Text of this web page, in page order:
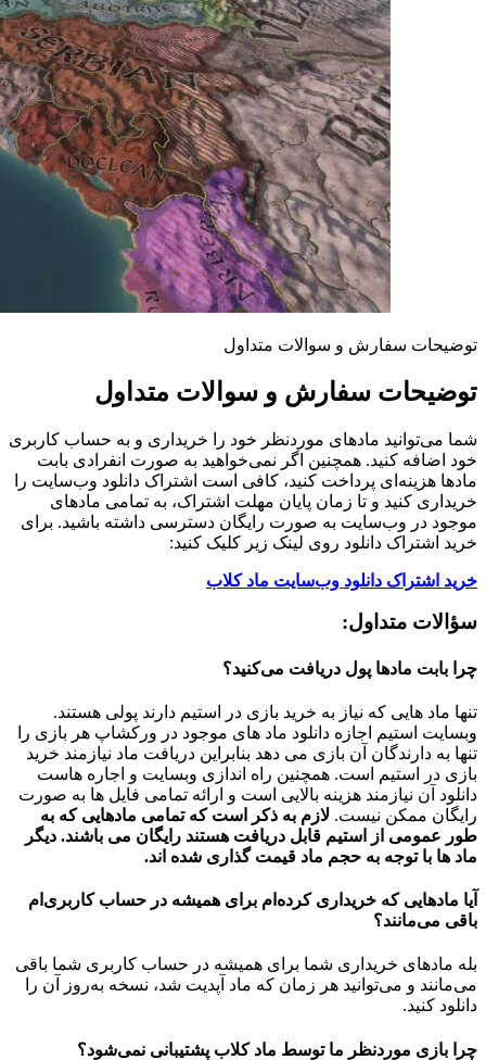
توضیحات سفارش و سوالات متداول
توضیحات سفارش و سوالات متداول
شما می‌توانید مادهای موردنظر خود را خریداری و به حساب کاربری
خود اضافه کنید. همچنین اگر نمی‌خواهید به صورت انفرادی بابت
مادها هزینه‌ای پرداخت کنید، کافی است اشتراک دانلود وب‌سایت را
خریداری کنید و تا زمان پایان مهلت اشتراک، به تمامی مادهای
موجود در وب‌سایت به صورت رایگان دسترسی داشته باشید. برای
خرید اشتراک دانلود روی لینک زیر کلیک کنید:
خرید اشتراک دانلود وب‌سایت ماد کلاب
سؤالات متداول:
چرا بابت مادها پول دریافت می‌کنید؟
تنها ماد هایی که نیاز به خرید بازی در استیم دارند پولی هستند.
وبسایت استیم اجازه دانلود ماد های موجود در ورکشاپ هر بازی را
تنها به دارندگان آن بازی می دهد بنابراین دریافت ماد نیازمند خرید
بازی در استیم است. همچنین راه اندازی وبسایت و اجاره هاست
دانلود آن نیازمند هزینه بالایی است و ارائه تمامی فایل ها به صورت
رایگان ممکن نیست. لازم به ذکر است که تمامی مادهایی که به
طور عمومی از استیم قابل دریافت هستند رایگان می باشند. دیگر
ماد ها با توجه به حجم ماد قیمت گذاری شده اند.
آیا مادهایی که خریداری کرده‌ام برای همیشه در حساب‌ کاربری‌ام
باقی می‌مانند؟
بله مادهای خریداری شما برای همیشه در حساب کاربری شما باقی
می‌مانند و می‌توانید هر زمان که ماد آپدیت شد، نسخه به‌روز آن را
دانلود کنید.
چرا بازی موردنظر ما توسط ماد کلاب پشتیبانی نمی‌شود؟